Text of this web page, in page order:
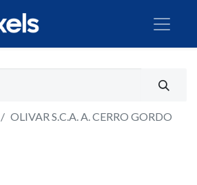
OLIVAR S.C.A. A. CERRO GORDO